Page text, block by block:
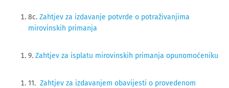
8c. Zahtjev za izdavanje potvrde o potraživanjima
mirovinskih primanja
9. Zahtjev za isplatu mirovinskih primanja opunomoćeniku
11. Zahtjev za izdavanjem obavijesti o provedenom